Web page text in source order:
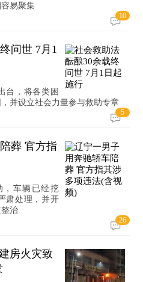
易聚集
10
问世 7月1
台，将各类困
并设立社会力量参与救助专章
5
葬 官方指
，车辆已经挖
肃处理，并开
治
26
房火灾致